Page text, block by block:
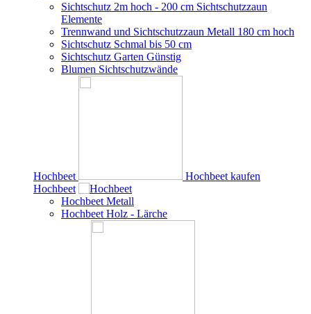
Sichtschutz 2m hoch - 200 cm Sichtschutzzaun
Elemente
Trennwand und Sichtschutzzaun Metall 180 cm hoch
Sichtschutz Schmal bis 50 cm
Sichtschutz Garten Günstig
Blumen Sichtschutzwände
Hochbeet
Hochbeet kaufen
Hochbeet
Hochbeet Metall
Hochbeet Holz - Lärche